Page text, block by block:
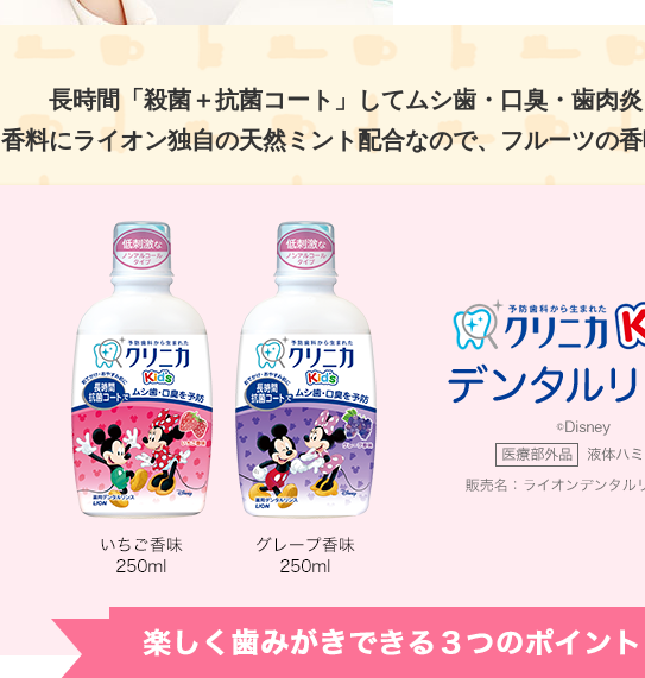
長時間「殺菌＋抗菌コート」してムシ歯・口臭・歯肉炎
香料にライオン独自の天然ミント配合なので、 フルーツの香